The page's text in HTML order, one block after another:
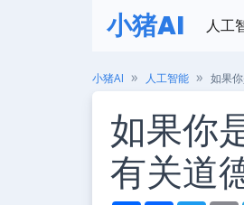
小猪AI 人工
小猪AI 人工智能 如果
如果你
有关道